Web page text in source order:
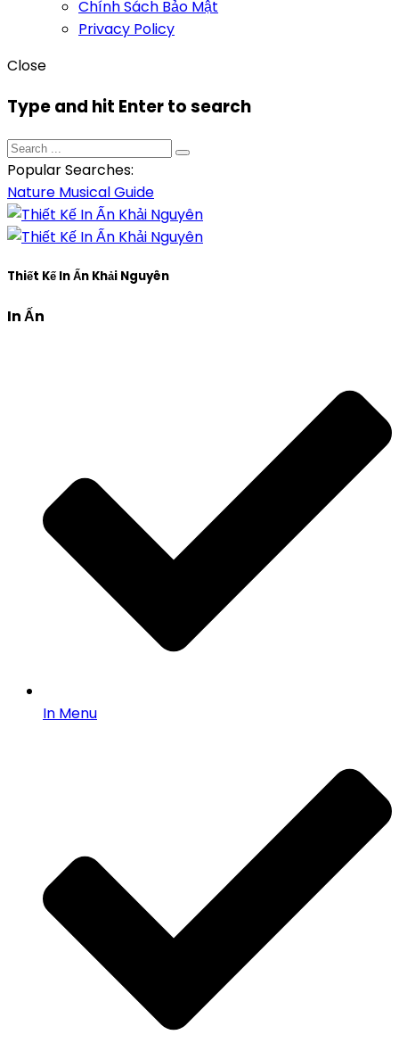
Chính Sách Bảo Mật
Privacy Policy
Close
Type and hit Enter to search
Popular Searches:
Nature MusicalGuide
Thiết Kế In Ấn Khải Nguyên
In Ấn
In Menu